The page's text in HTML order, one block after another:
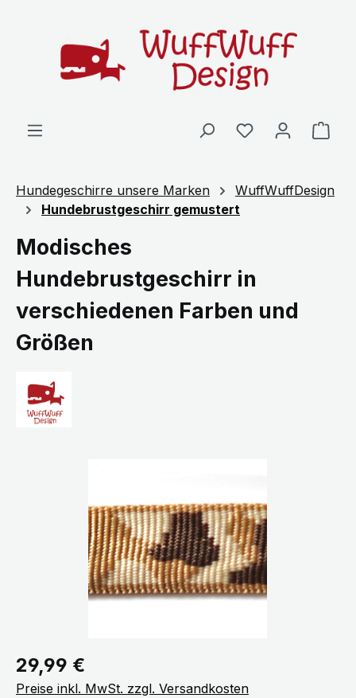
Hundegeschirre unsere Marken
WuffWuffDesign
Hundebrustgeschirr gemustert
Modisches
Hundebrustgeschirr in
verschiedenen Farben und
Größen
Regulärer Preis:
29,99 €
Preise inkl. MwSt. zzgl. Versandkosten